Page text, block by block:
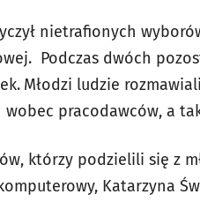
nietrafionych
Podczas dwóch
Młodzi ludzie
wobec pracodawców, a
którzy podzielili się z
Katarzyna